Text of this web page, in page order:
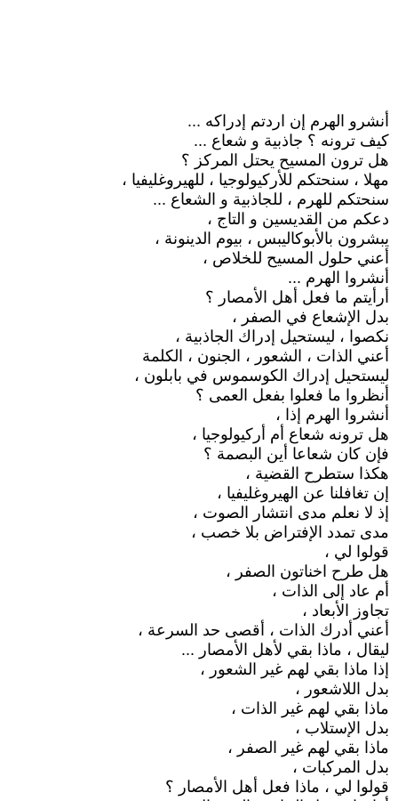
أنشرو الهرم إن اردتم إدراكه ...
كيف ترونه ؟ جاذبية و شعاع ...
هل ترون المسيح يحتل المركز ؟
مهلا ، سنحتكم للأركيولوجيا ، للهيروغليفيا ،
سنحتكم للهرم ، للجاذبية و الشعاع ...
دعكم من القديسين و التاج ،
يبشرون بالأبوكاليبس ، بيوم الدينونة ،
أعني حلول المسيح للخلاص ،
أنشروا الهرم ...
أرأيتم ما فعل أهل الأمصار ؟
بدل الإشعاع في الصفر ،
نكصوا ، ليستحيل إدراك الجاذبية ،
أعني الذات ، الشعور ، الجنون ، الكلمة
ليستحيل إدراك الكوسموس في بابلون ،
أنظروا ما فعلوا بفعل العمى ؟
أنشروا الهرم إذا ،
هل ترونه شعاع أم أركيولوجيا ،
فإن كان شعاعا أين البصمة ؟
هكذا ستطرح القضية ،
إن تغافلنا عن الهيروغليفيا ،
إذ لا نعلم مدى انتشار الصوت ،
مدى تمدد الإفتراض بلا خصب ،
قولوا لي ،
هل طرح اخناتون الصفر ،
أم عاد إلى الذات ،
تجاوز الأبعاد ،
أعني أدرك الذات ، أقصى حد السرعة ،
ليقال ، ماذا بقي لأهل الأمصار ...
إذا ماذا بقي لهم غير الشعور ،
بدل اللاشعور ،
ماذا بقي لهم غير الذات ،
بدل الإستلاب ،
ماذا بقي لهم غير الصفر ،
بدل المركبات ،
قولوا لي ، ماذا فعل أهل الأمصار ؟